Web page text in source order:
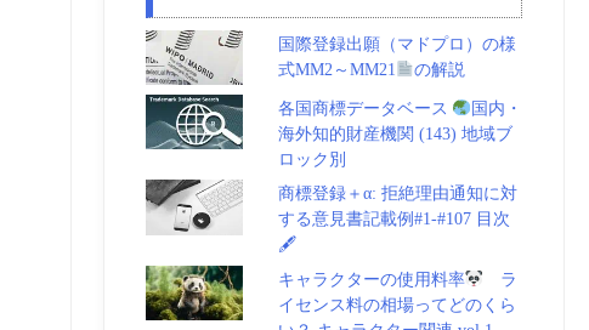
国際登録出願（マドプロ）の様
式MM2～MM21
の解説
各国商標データベース
国内・
海外知的財産機関 (143) 地域ブ
ロック別
商標登録＋α: 拒絶理由通知に対
する意見書記載例#1-#107 目次
🖋
キャラクターの使用料率
ラ
イセンス料の相場ってどのくら